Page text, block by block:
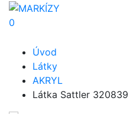
0
Úvod
Látky
AKRYL
Látka Sattler 320839